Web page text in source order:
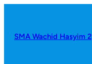
SMA Wachid Hasyim 2